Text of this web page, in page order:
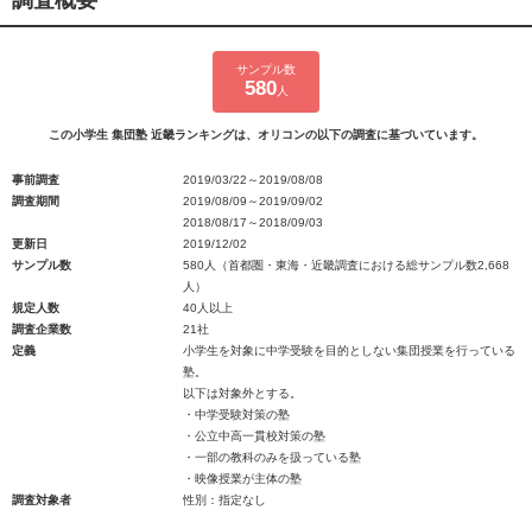
サンプル数
580人
この小学生 集団塾 近畿ランキングは、オリコンの以下の調査に基づいています。
事前調査
2019/03/22～2019/08/08
調査期間
2019/08/09～2019/09/02
2018/08/17～2018/09/03
更新日
2019/12/02
サンプル数
580人（首都圏・東海・近畿調査における総サンプル数2,668
人）
規定人数
40人以上
調査企業数
21社
定義
小学生を対象に中学受験を目的としない集団授業を行っている
塾。
以下は対象外とする。
・中学受験対策の塾
・公立中高一貫校対策の塾
・一部の教科のみを扱っている塾
・映像授業が主体の塾
調査対象者
性別：指定なし